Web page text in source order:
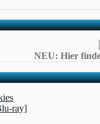
NEU: Hier
ray]